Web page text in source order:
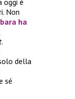
oggi è
Non
ha
.
della
sé